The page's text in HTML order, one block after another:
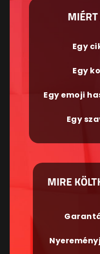
Egy
Egy
Egy emoji
Egy
MIRE